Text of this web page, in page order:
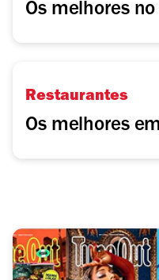
Os melhores
Restaurantes
Os melhores